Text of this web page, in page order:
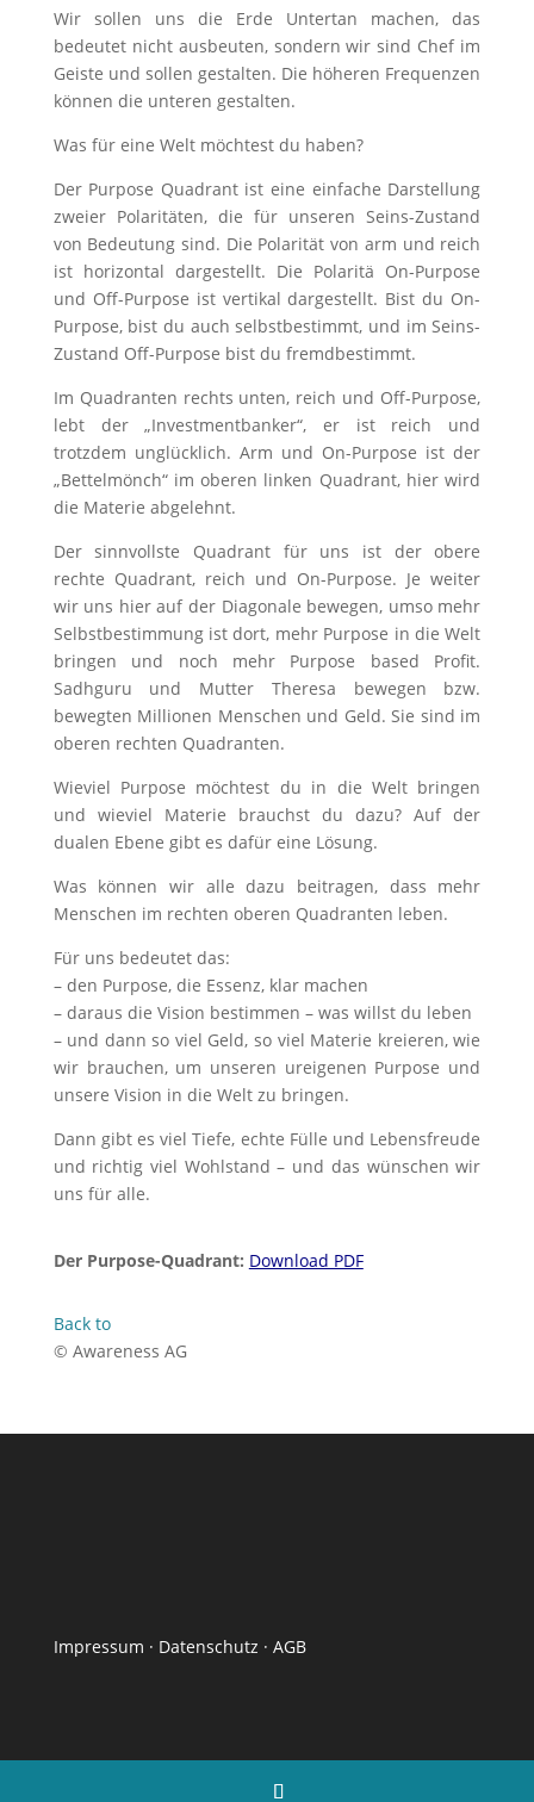
Wir sollen uns die Erde Untertan machen, das
bedeutet nicht ausbeuten, sondern wir sind Chef im
Geiste und sollen gestalten. Die höheren Frequenzen
können die unteren gestalten.
Was für eine Welt möchtest du haben?
Der Purpose Quadrant ist eine einfache Darstellung
zweier Polaritäten, die für unseren Seins-Zustand
von Bedeutung sind. Die Polarität von arm und reich
ist horizontal dargestellt. Die Polaritä On-Purpose
und Off-Purpose ist vertikal dargestellt. Bist du On-
Purpose, bist du auch selbstbestimmt, und im Seins-
Zustand Off-Purpose bist du fremdbestimmt.
Im Quadranten rechts unten, reich und Off-Purpose,
lebt der „Investmentbanker“, er ist reich und
trotzdem unglücklich. Arm und On-Purpose ist der
„Bettelmönch“ im oberen linken Quadrant, hier wird
die Materie abgelehnt.
Der sinnvollste Quadrant für uns ist der obere
rechte Quadrant, reich und On-Purpose. Je weiter
wir uns hier auf der Diagonale bewegen, umso mehr
Selbstbestimmung ist dort, mehr Purpose in die Welt
bringen und noch mehr Purpose based Profit.
Sadhguru und Mutter Theresa bewegen bzw.
bewegten Millionen Menschen und Geld. Sie sind im
oberen rechten Quadranten.
Wieviel Purpose möchtest du in die Welt bringen
und wieviel Materie brauchst du dazu? Auf der
dualen Ebene gibt es dafür eine Lösung.
Was können wir alle dazu beitragen, dass mehr
Menschen im rechten oberen Quadranten leben.
Für uns bedeutet das:
– den Purpose, die Essenz, klar machen
– daraus die Vision bestimmen – was willst du leben
– und dann so viel Geld, so viel Materie kreieren, wie
wir brauchen, um unseren ureigenen Purpose und
unsere Vision in die Welt zu bringen.
Dann gibt es viel Tiefe, echte Fülle und Lebensfreude
und richtig viel Wohlstand – und das wünschen wir
uns für alle.
Der Purpose-Quadrant: Download PDF
Back to
© Awareness AG
Impressum · Datenschutz · AGB